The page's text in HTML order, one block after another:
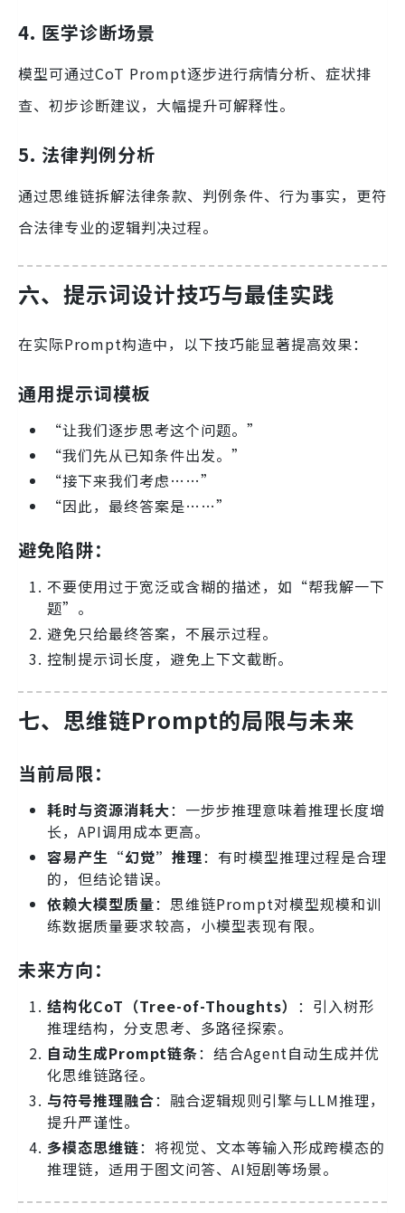
4. 医学诊断场景
模型可通过CoT Prompt逐步进行病情分析、症状排
查、初步诊断建议，大幅提升可解释性。
5. 法律判例分析
通过思维链拆解法律条款、判例条件、行为事实，更符
合法律专业的逻辑判决过程。
六、提示词设计技巧与最佳实践
在实际Prompt构造中，以下技巧能显著提高效果：
通用提示词模板
“让我们逐步思考这个问题。”
“我们先从已知条件出发。”
“接下来我们考虑……”
“因此，最终答案是……”
避免陷阱：
不要使用过于宽泛或含糊的描述，如“帮我解一下
题”。
避免只给最终答案，不展示过程。
控制提示词长度，避免上下文截断。
七、思维链Prompt的局限与未来
当前局限：
耗时与资源消耗大：一步步推理意味着推理长度增
长，API调用成本更高。
容易产生“幻觉”推理：有时模型推理过程是合理
的，但结论错误。
依赖大模型质量：思维链Prompt对模型规模和训
练数据质量要求较高，小模型表现有限。
未来方向：
结构化CoT（Tree-of-Thoughts） ：引入树形
推理结构，分支思考、多路径探索。
自动生成Prompt链条：结合Agent自动生成并优
化思维链路径。
与符号推理融合：融合逻辑规则引擎与LLM推理，
提升严谨性。
多模态思维链：将视觉、文本等输入形成跨模态的
推理链，适用于图文问答、AI短剧等场景。